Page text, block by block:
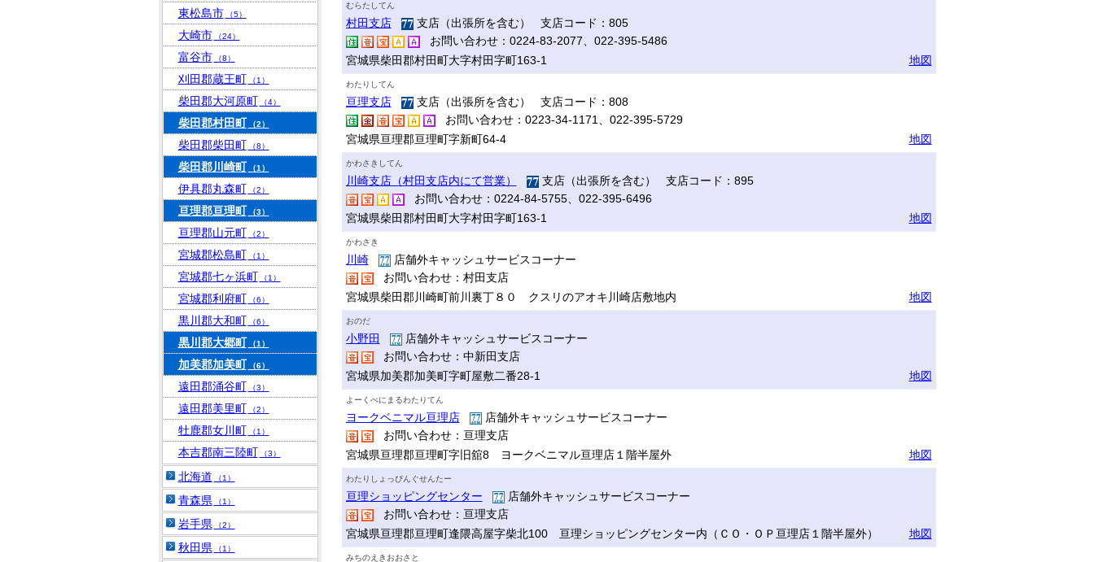
むらたしてん
村田支店
支店（出張所を含む） 支店コード：805
お問い合わせ：0224-83-2077、022-395-5486
宮城県柴田郡村田町大字村田字町163-1
地図
わたりしてん
亘理支店
支店（出張所を含む） 支店コード：808
お問い合わせ：0223-34-1171、022-395-5729
宮城県亘理郡亘理町字新町64-4
地図
かわさきしてん
川崎支店（村田支店内にて営業）
支店（出張所を含む） 支店コード：895
お問い合わせ：0224-84-5755、022-395-6496
宮城県柴田郡村田町大字村田字町163-1
地図
かわさき
川崎
店舗外キャッシュサービスコーナー
お問い合わせ：村田支店
宮城県柴田郡川崎町前川裏丁８０ クスリのアオキ川崎店敷地内
地図
おのだ
小野田
店舗外キャッシュサービスコーナー
お問い合わせ：中新田支店
宮城県加美郡加美町字町屋敷二番28-1
地図
よーくべにまるわたりてん
ヨークベニマル亘理店
店舗外キャッシュサービスコーナー
お問い合わせ：亘理支店
宮城県亘理郡亘理町字旧舘8 ヨークベニマル亘理店１階半屋外
地図
わたりしょっぴんぐせんたー
亘理ショッピングセンター
店舗外キャッシュサービスコーナー
お問い合わせ：亘理支店
宮城県亘理郡亘理町逢隈高屋字柴北100 亘理ショッピングセンター内（ＣＯ・ＯＰ亘理店１階半屋外）
地図
みちのえきおおさと
東松島市 （5）
大崎市 （24）
富谷市 （8）
刈田郡蔵王町 （1）
柴田郡大河原町 （4）
柴田郡村田町 （2）
柴田郡柴田町 （8）
柴田郡川崎町 （1）
伊具郡丸森町 （2）
亘理郡亘理町 （3）
亘理郡山元町 （2）
宮城郡松島町 （1）
宮城郡七ヶ浜町 （1）
宮城郡利府町 （6）
黒川郡大和町 （6）
黒川郡大郷町 （1）
加美郡加美町 （6）
遠田郡涌谷町 （3）
遠田郡美里町 （2）
牡鹿郡女川町 （1）
本吉郡南三陸町 （3）
北海道 （1）
青森県 （1）
岩手県 （2）
秋田県 （1）